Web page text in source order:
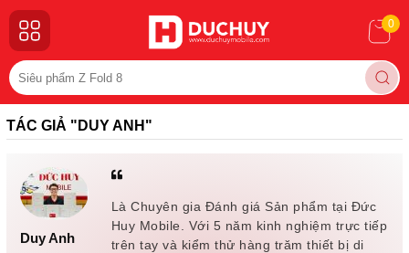
0
TÁC GIẢ "DUY ANH"
Duy Anh
Là Chuyên gia Đánh giá Sản phẩm tại Đức
Huy Mobile. Với 5 năm kinh nghiệm trực tiếp
trên tay và kiểm thử hàng trăm thiết bị di